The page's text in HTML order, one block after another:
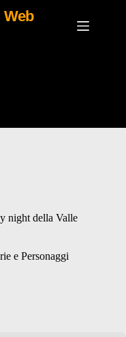
Web
night della Valle
e Personaggi